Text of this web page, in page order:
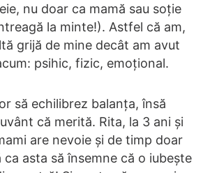
nu doar ca mamă sau soție
la minte!). Astfel că am,
grijă de mine decât am avut
psihic, fizic, emoțional.
să echilibrez balanța, însă
că merită. Rita, la 3 ani și
are nevoie și de timp doar
asta să însemne că o iubește